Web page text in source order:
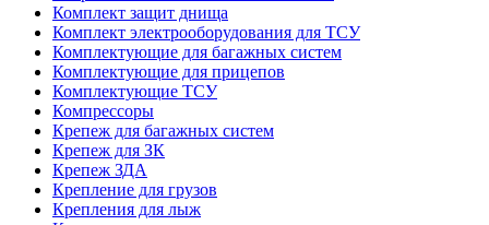
Комплект защит днища
Комплект электрооборудования для ТСУ
Комплектующие для багажных систем
Комплектующие для прицепов
Комплектующие ТСУ
Компрессоры
Крепеж для багажных систем
Крепеж для ЗК
Крепеж ЗДА
Крепление для грузов
Крепления для лыж